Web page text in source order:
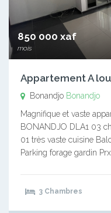
850 000 xaf
mois
Appartement A
Bonandjo Bonandjo
Magnifique et vaste
BONANDJO DLA1 03
01 très vaste cuisine
Parking forage gardin
3 Chambres